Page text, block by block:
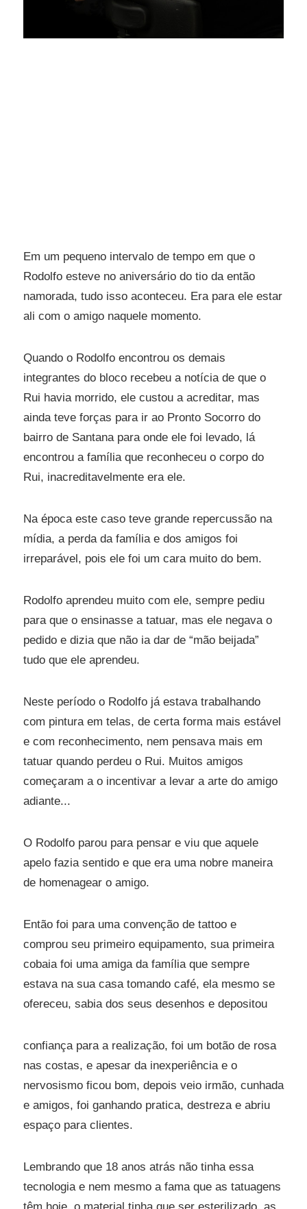
Em um pequeno intervalo de tempo em que o
Rodolfo esteve no aniversário do tio da então
namorada, tudo isso aconteceu. Era para ele estar
ali com o amigo naquele momento.
Quando o Rodolfo encontrou os demais
integrantes do bloco recebeu a notícia de que o
Rui havia morrido, ele custou a acreditar, mas
ainda teve forças para ir ao Pronto Socorro do
bairro de Santana para onde ele foi levado, lá
encontrou a família que reconheceu o corpo do
Rui, inacreditavelmente era ele.
Na época este caso teve grande repercussão na
mídia, a perda da família e dos amigos foi
irreparável, pois ele foi um cara muito do bem.
Rodolfo aprendeu muito com ele, sempre pediu
para que o ensinasse a tatuar, mas ele negava o
pedido e dizia que não ia dar de “mão beijada”
tudo que ele aprendeu.
Neste período o Rodolfo já estava trabalhando
com pintura em telas, de certa forma mais estável
e com reconhecimento, nem pensava mais em
tatuar quando perdeu o Rui. Muitos amigos
começaram a o incentivar a levar a arte do amigo
adiante...
O Rodolfo parou para pensar e viu que aquele
apelo fazia sentido e que era uma nobre maneira
de homenagear o amigo.
Então foi para uma convenção de tattoo e
comprou seu primeiro equipamento, sua primeira
cobaia foi uma amiga da família que sempre
estava na sua casa tomando café, ela mesmo se
ofereceu, sabia dos seus desenhos e depositou
confiança para a realização, foi um botão de rosa
nas costas, e apesar da inexperiência e o
nervosismo ficou bom, depois veio irmão, cunhada
e amigos, foi ganhando pratica, destreza e abriu
espaço para clientes.
Lembrando que 18 anos atrás não tinha essa
tecnologia e nem mesmo a fama que as tatuagens
têm hoje, o material tinha que ser esterilizado, as